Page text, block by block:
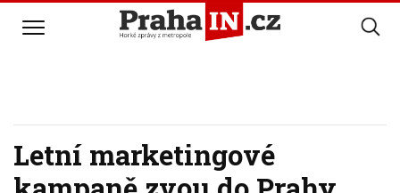
Letní marketingové